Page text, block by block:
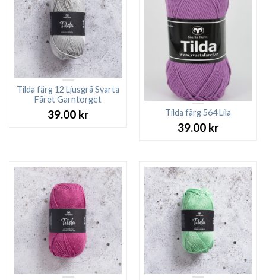
Tilda färg 12 Ljusgrå Svarta
Fåret Garntorget
39.00 kr Tilda färg 564 Lila
39.00 kr